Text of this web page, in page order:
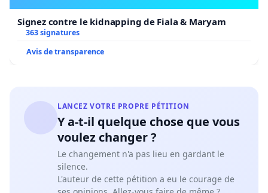
Signez contre le kidnapping de Fiala & Maryam
363 signatures
Avis de transparence
LANCEZ VOTRE PROPRE PÉTITION
Y a-t-il quelque chose que vous
voulez changer ?
Le changement n'a pas lieu en gardant le
silence.
L'auteur de cette pétition a eu le courage de